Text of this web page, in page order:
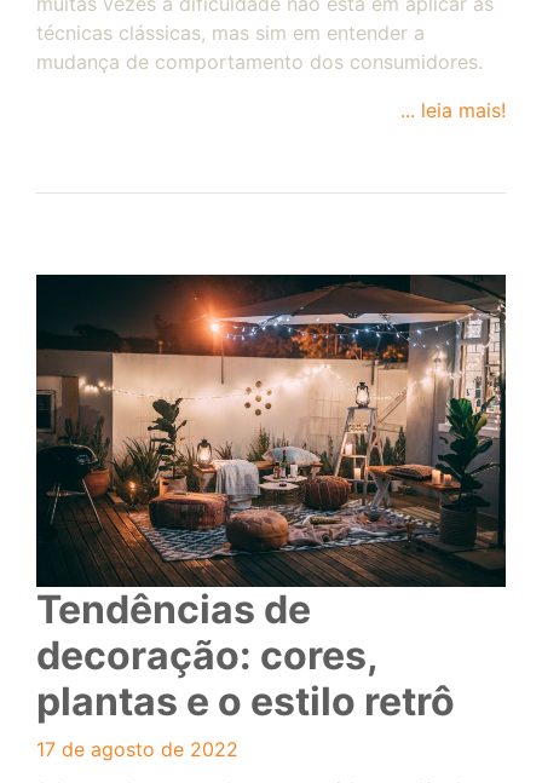
técnicas clássicas, mas sim em entender a
mudança de comportamento dos consumidores.
... leia mais!
Tendências de
decoração: cores,
plantas e o estilo retrô
17 de agosto de 2022